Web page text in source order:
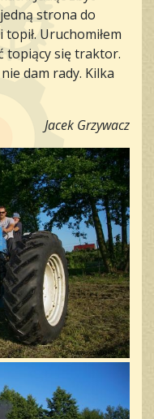
strona do
Uruchomiłem
topiący się traktor.
dam rady. Kilka
Jacek Grzywacz